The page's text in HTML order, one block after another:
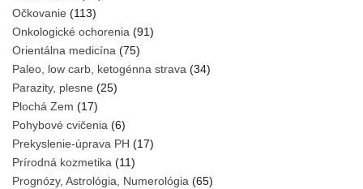
Očkovanie (113)
Onkologické ochorenia (91)
Orientálna medicína (75)
Paleo, low carb, ketogénna strava (34)
Parazity, plesne (25)
Plochá Zem (17)
Pohybové cvičenia (6)
Prekyslenie-úprava PH (17)
Prírodná kozmetika (11)
Prognózy, Astrológia, Numerológia (65)